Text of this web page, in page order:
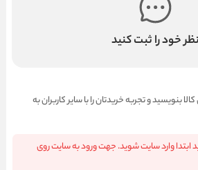
نظر خود را ثبت کنید
بنویسید و تجربه خریدتان را با سایر کاربران به
ابتدا وارد سایت شوید. جهت ورود به سایت روی